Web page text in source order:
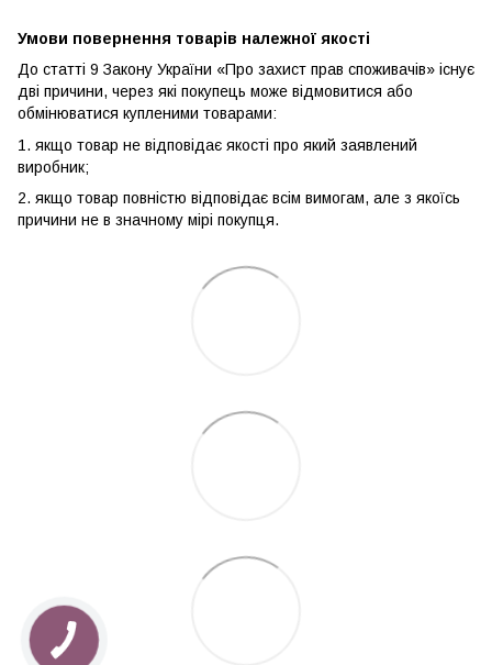
Умови повернення товарів належної якості
До статті 9 Закону України «Про захист прав споживачів» існує
дві причини, через які покупець може відмовитися або
обмінюватися купленими товарами:
1. якщо товар не відповідає якості про який заявлений
виробник;
2. якщо товар повністю відповідає всім вимогам, але з якоїсь
причини не в значному мірі покупця.